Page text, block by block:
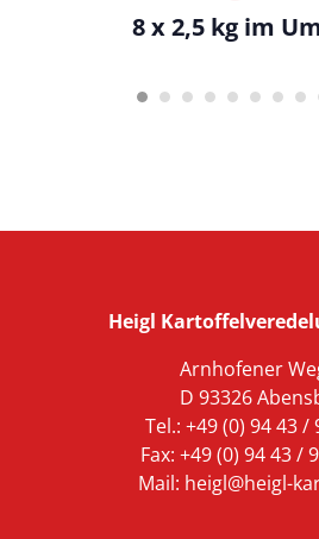
8 x 2,5 kg im
Heigl
Arnhofener
D 93326
Tel.: +49 (0) 94 43 /
Fax: +49 (0) 94 43 /
Mail: heigl@heigl-